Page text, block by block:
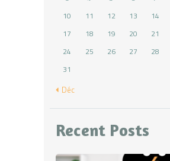
10
11 12 13 14
17
18 19 20 21
24
25 26 27 28
31
« Déc
Recent Posts